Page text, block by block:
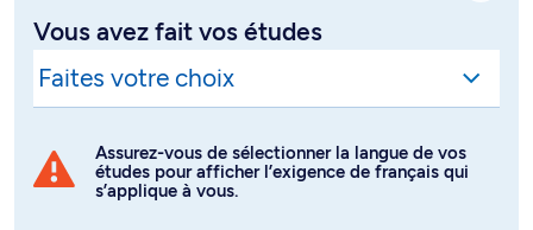
Vous avez fait vos études
Assurez-vous de sélectionner la langue de vos
études pour afficher l’exigence de français qui
s’applique à vous.